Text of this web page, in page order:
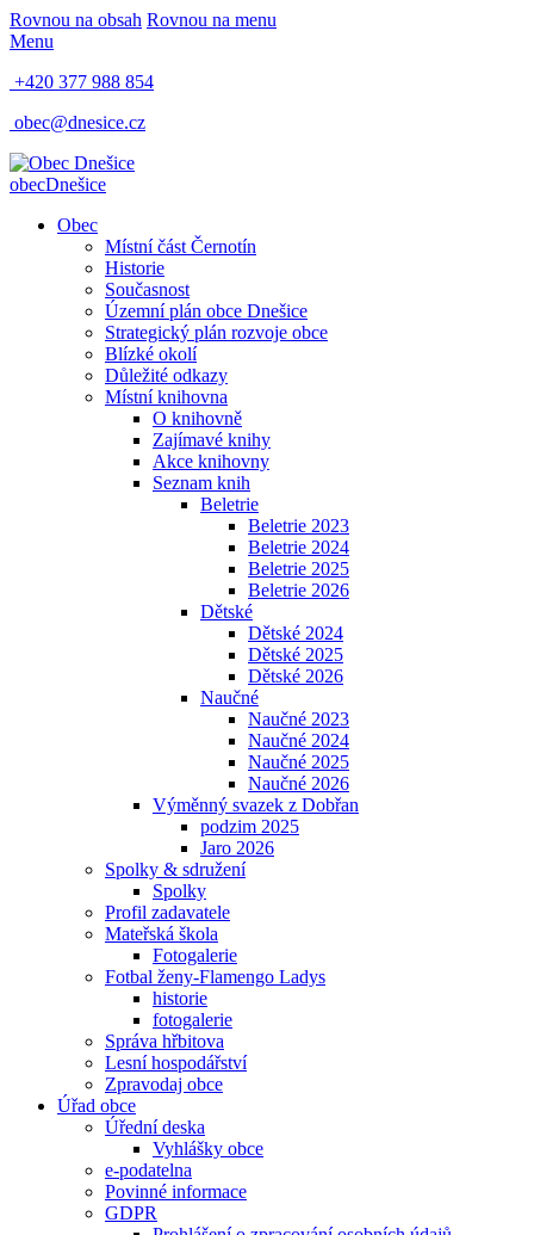
Rovnou na obsah Rovnou na menu
Menu
+420 377 988 854
obec@dnesice.cz
obecDnešice
Obec
Místní část Černotín
Historie
Současnost
Územní plán obce Dnešice
Strategický plán rozvoje obce
Blízké okolí
Důležité odkazy
Místní knihovna
O knihovně
Zajímavé knihy
Akce knihovny
Seznam knih
Beletrie
Beletrie 2023
Beletrie 2024
Beletrie 2025
Beletrie 2026
Dětské
Dětské 2024
Dětské 2025
Dětské 2026
Naučné
Naučné 2023
Naučné 2024
Naučné 2025
Naučné 2026
Výměnný svazek z Dobřan
podzim 2025
Jaro 2026
Spolky & sdružení
Spolky
Profil zadavatele
Mateřská škola
Fotogalerie
Fotbal ženy-Flamengo Ladys
historie
fotogalerie
Správa hřbitova
Lesní hospodářství
Zpravodaj obce
Úřad obce
Úřední deska
Vyhlášky obce
e-podatelna
Povinné informace
GDPR